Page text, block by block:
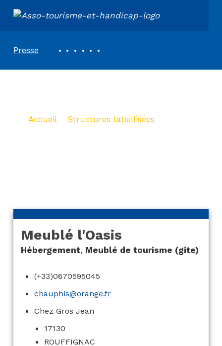
ASSOCIATION TOURISME ET HANDICAPS
Presse
Accueil> Structures labellisées
Meublé l'Oasis
Hébergement, Meublé de tourisme (gite)
(+33)0670595045
chauphis@orange.fr
Chez Gros Jean
17130
ROUFFIGNAC